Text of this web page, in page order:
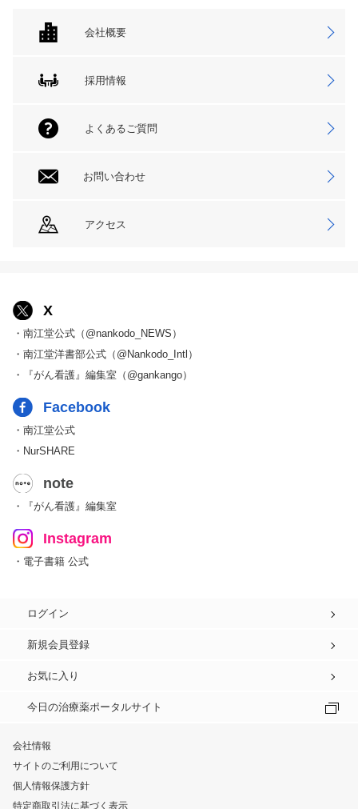
会社概要
採用情報
よくあるご質問
お問い合わせ
アクセス
X
・南江堂公式（@nankodo_NEWS）
・南江堂洋書部公式（@Nankodo_Intl）
・『がん看護』編集室（@gankango）
Facebook
・南江堂公式
・NurSHARE
note
・『がん看護』編集室
Instagram
・電子書籍 公式
ログイン
新規会員登録
お気に入り
今日の治療薬ポータルサイト
会社情報
サイトのご利用について
個人情報保護方針
特定商取引法に基づく表示